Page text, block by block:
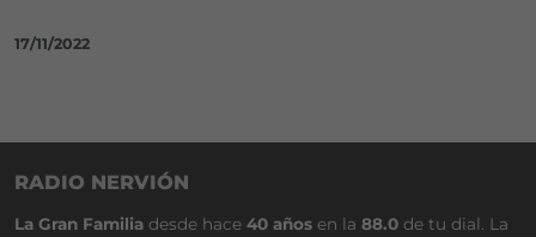
17/11/2022
RADIO NERVIÓN
La Gran Familia desde hace 40 años en la 88.0 de tu dial. La